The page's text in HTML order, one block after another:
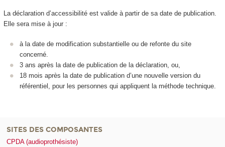
La déclaration d’accessibilité est valide à partir de sa date de publication.
Elle sera mise à jour :
à la date de modification substantielle ou de refonte du site
concerné.
3 ans après la date de publication de la déclaration, ou,
18 mois après la date de publication d’une nouvelle version du
référentiel, pour les personnes qui appliquent la méthode technique.
SITES DES COMPOSANTES
CPDA (audioprothésiste)